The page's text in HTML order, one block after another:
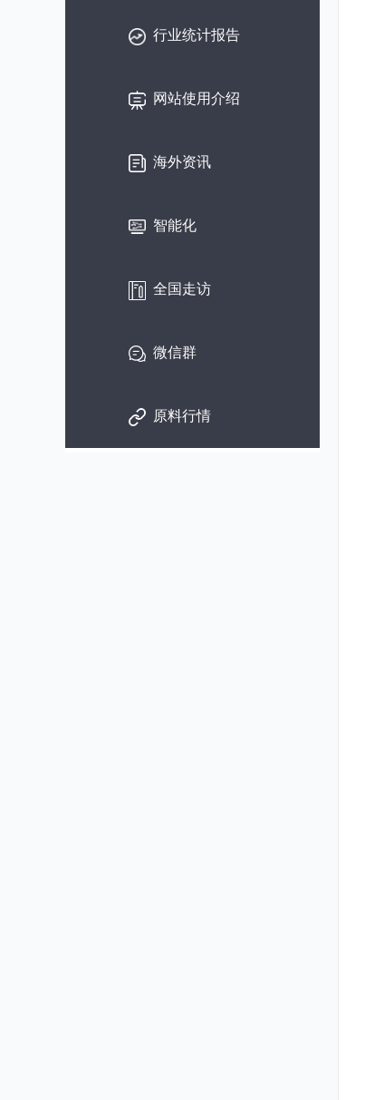
行业统计报告
网站使用介绍
海外资讯
智能化
全国走访
微信群
原料行情